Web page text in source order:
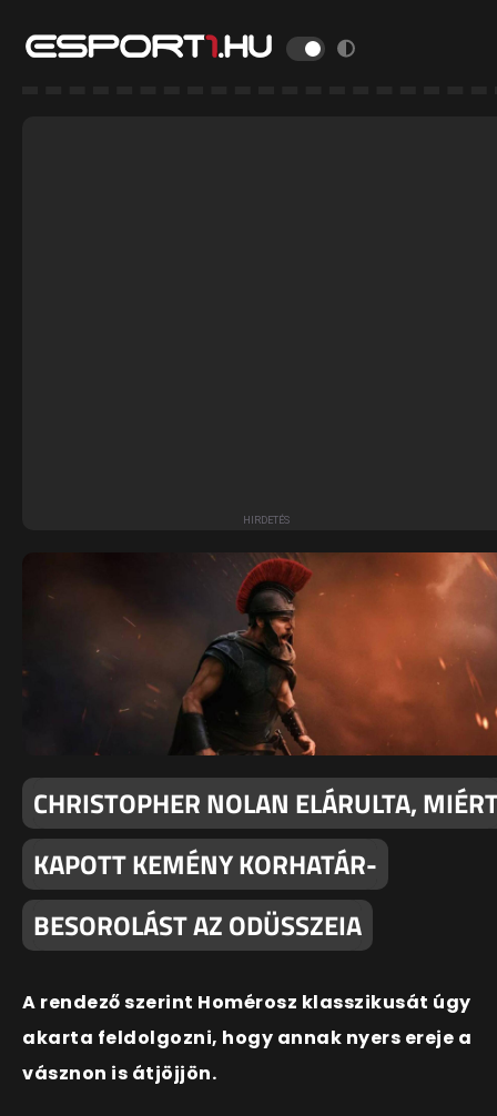
CHRISTOPHER NOLAN ELÁRULTA,
KAPOTT KEMÉNY KORHATÁR-
BESOROLÁST AZ ODÜSSZEIA
A rendező szerint Homérosz klasszikusát úgy
akarta feldolgozni, hogy annak nyers ereje a
vásznon is átjöjjön.